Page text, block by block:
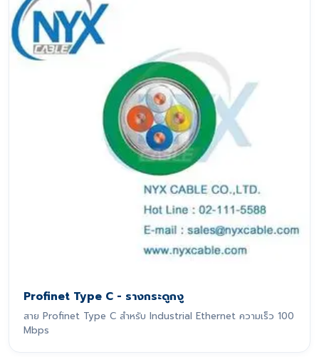
Profinet Type C - รางกระดูกงู
สาย Profinet Type C สำหรับ Industrial Ethernet ความเร็ว 100
Mbps